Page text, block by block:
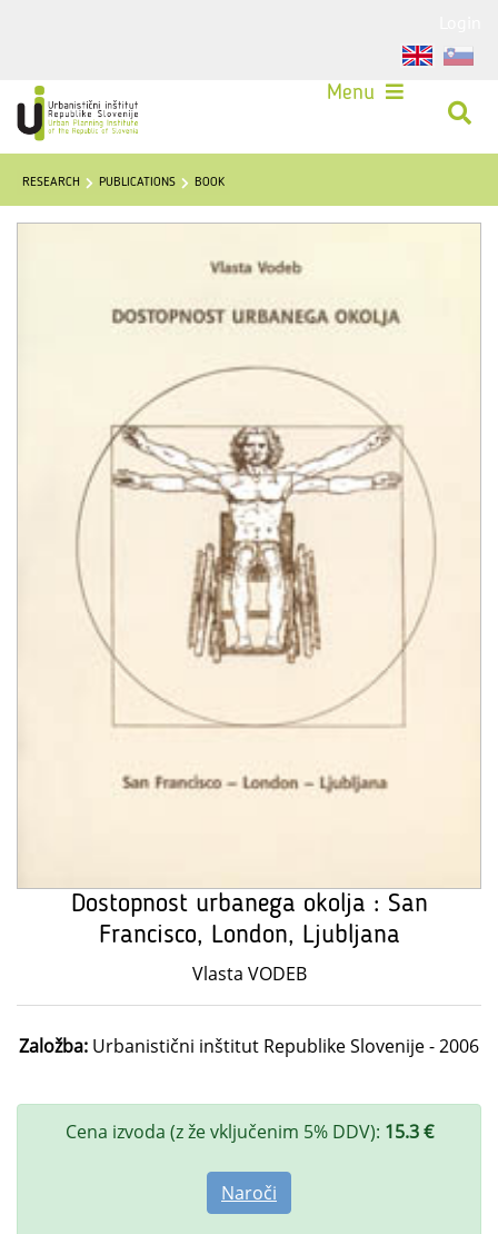
Menu
RESEARCH PUBLICATIONS BOOK
Dostopnost urbanega okolja : San
Francisco, London, Ljubljana
Vlasta VODEB
Založba: Urbanistični inštitut Republike Slovenije - 2006
Cena izvoda (z že vključenim 5% DDV): 15.3 €
Naroči